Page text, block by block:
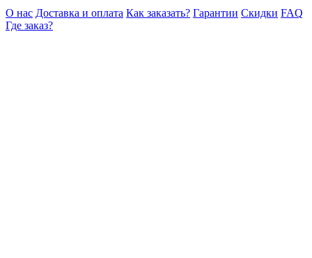
О нас Доставка и оплата Как заказать? Гарантии Скидки FAQ
Где заказ?